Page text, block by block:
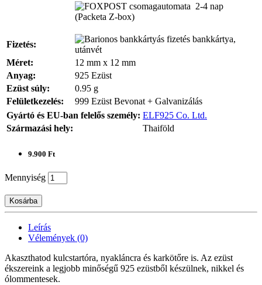
2-4 nap
(Packeta Z-box)
Fizetés:
bankkártya,
utánvét
Méret:
12 mm x 12 mm
Anyag:
925 Ezüst
Ezüst súly:
0.95 g
Felületkezelés:
999 Ezüst Bevonat + Galvanizálás
Gyártó és EU-ban felelős személy: ELF925 Co. Ltd.
Származási hely:
Thaiföld
9.900 Ft
Mennyiség
Kosárba
Leírás
Vélemények (0)
Akaszthatod kulcstartóra, nyakláncra és karkötőre is. Az ezüst
ékszereink a legjobb minőségű 925 ezüstből készülnek, nikkel és
ólommentesek.